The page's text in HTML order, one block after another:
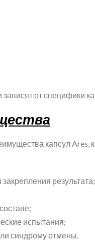
от специфики
капсул Ares,
результата;
испытания;
синдрому отмены.